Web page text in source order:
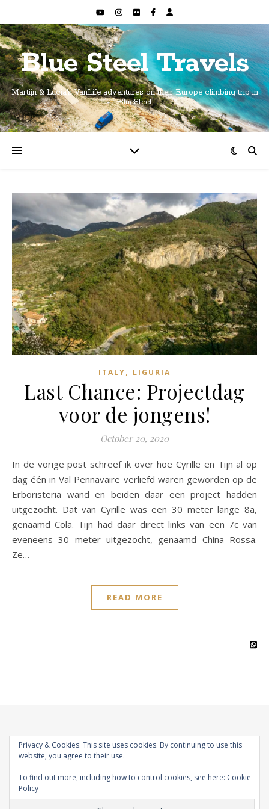
Blue Steel Travels
Martijn & Lucia's VanLife adventures on their Europe climbing trip in
BlueSteel
ITALY, LIGURIA
Last Chance: Projectdag
voor de jongens!
October 20, 2020
In de vorige post schreef ik over hoe Cyrille en Tijn al op
dag één in Val Pennavaire verliefd waren geworden op de
Erboristeria wand en beiden daar een project hadden
uitgezocht. Dat van Cyrille was een 30 meter lange 8a,
genaamd Cola. Tijn had daar direct links van een 7c van
eveneens 30 meter uitgezocht, genaamd China Rossa.
Ze…
READ MORE
Ashe Theme by Royal-Flush - 2026 ©
Instagram YouTube WordPress Facebook
Privacy & Cookies: This site uses cookies. By continuing to use this
website, you agree to their use.
To find out more, including how to control cookies, see here: Cookie
Policy